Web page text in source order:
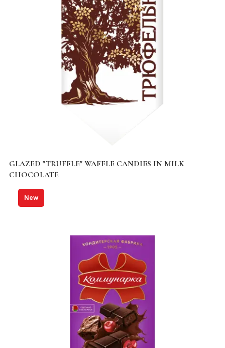
GLAZED "TRUFFLE" WAFFLE CANDIES IN MILK
CHOCOLATE
New